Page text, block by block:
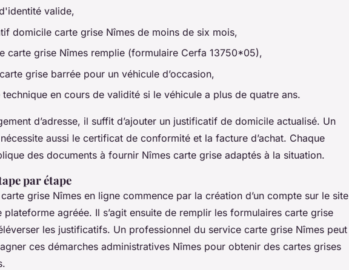
valide,
domicile carte grise Nîmes de moins de six mois,
carte grise Nîmes remplie (formulaire Cerfa 13750*05),
carte grise barrée pour un véhicule d’occasion,
en cours de validité si le véhicule a plus de quatre ans.
d’adresse, il suffit d’ajouter un justificatif de domicile actualisé. Un
aussi le certificat de conformité et la facture d’achat. Chaque
des documents à fournir Nîmes carte grise adaptés à la situation.
par étape
grise Nîmes en ligne commence par la création d’un compte sur le site
agréée. Il s’agit ensuite de remplir les formulaires carte grise
les justificatifs. Un professionnel du service carte grise Nîmes peut
ces démarches administratives Nîmes pour obtenir des cartes grises